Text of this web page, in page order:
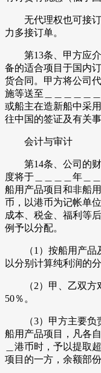
无代理权也可接订
力多接订单。
第13条、甲方应介
备的适合项目于国内
货合同。甲方将公司
施等送至＿＿＿＿＿
或船主在造新船中采
往中国的签证及有关
会计与审计
第14条、公司的财
度将于＿＿＿＿年＿
船用产品项目和非船
币，以港币为记帐单
成本、税金、福利等
例予以分配。
（1）按船用产品
以分别计算纯利润的
（2）甲、乙双方对
50％。
（3）甲方主要负
船用产品项目，凡各
＿港币时，予以提取
项目的一方，余额部